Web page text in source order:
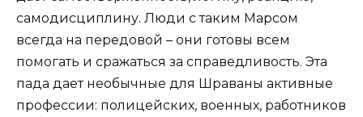
самодисциплину. Люди с таким Марсом
всегда на передовой – они готовы всем
помогать и сражаться за справедливость. Эта
пада дает необычные для Шраваны активные
профессии: полицейских, военных, работников